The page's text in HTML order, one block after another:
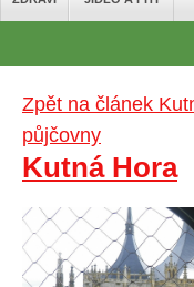
Zpět na článek
půjčovny
Kutná Hora